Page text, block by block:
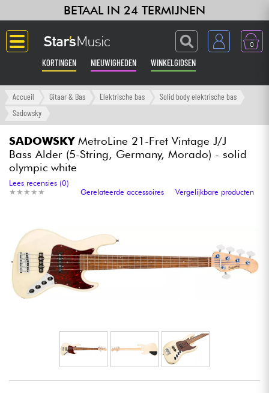
BETAAL IN 24 TERMIJNEN
0
KORTINGEN NIEUWIGHEDEN WINKELGIDSEN
Langue
Versterker & Effecten
Toetsenbord & Piano
Home-studio
Hoofdtelefoon
Accueil Gitaar & Bas Elektrische bas
Solid body elektrische bas
Sadowsky
SADOWSKYMetroLine 21-Fret Vintage J/J
Bass Alder (5-String, Germany, Morado) - solid
olympic white
★ ★ ★ ★ ★
★ ★ ★ ★ ★
Lees recensies (0)
Gerelateerde accessoires
Vergelijkbare producten